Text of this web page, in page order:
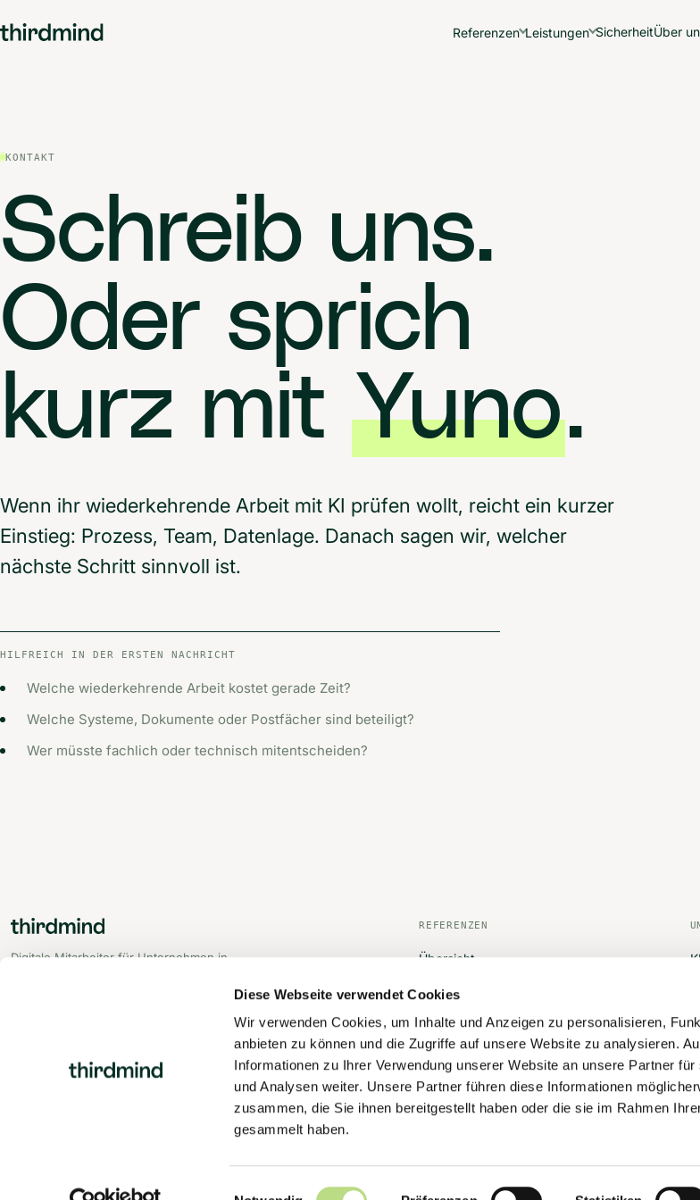
Diese Webseite verwendet Cookies
Wir verwenden Cookies, um Inhalte und Anzeigen zu personalisieren,
anbieten zu können und die Zugriffe auf unsere Website zu analysieren.
Informationen zu Ihrer Verwendung unserer Website an unsere Partner
und Analysen weiter. Unsere Partner führen diese Informationen
zusammen, die Sie ihnen bereitgestellt haben oder die sie im Rahmen
gesammelt haben.
Einwilligungsauswahl
Referenzen Leistungen SicherheitÜber
KONTAKT
Schreib uns.
Oder sprich
kurz mit Yuno.
Wenn ihr wiederkehrende Arbeit mit KI prüfen wollt, reicht ein kurzer
Einstieg: Prozess, Team, Datenlage. Danach sagen wir, welcher
nächste Schritt sinnvoll ist.
HILFREICH IN DER ERSTEN NACHRICHT
Welche wiederkehrende Arbeit kostet gerade Zeit?
Welche Systeme, Dokumente oder Postfächer sind beteiligt?
Wer müsste fachlich oder technisch mitentscheiden?
Digitale Mitarbeiter für Unternehmen in
REFERENZEN
Übersicht
Finance — Buchhaltung
Support — Kundenservice
Operations — Backoffice
Health — Schlafcoaching
HR — Interviewführung